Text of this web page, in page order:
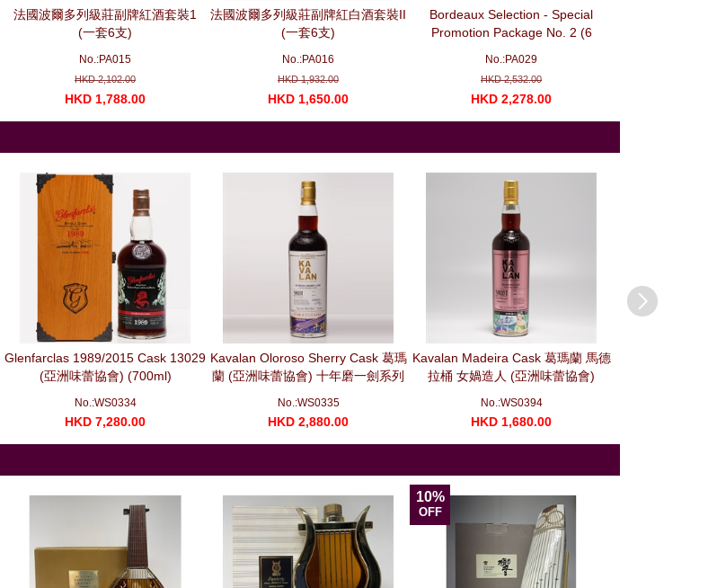
法國波爾多列級莊副牌紅酒套裝1
(一套6支)
No.:PA015
HKD 2,102.00
HKD 1,788.00
法國波爾多列級莊副牌紅白酒套裝II
(一套6支)
No.:PA016
HKD 1,932.00
HKD 1,650.00
Bordeaux Selection - Special
Promotion Package No. 2 (6
No.:PA029
HKD 2,532.00
HKD 2,278.00
Glenfarclas 1989/2015 Cask 13029
(亞洲味蕾協會) (700ml)
No.:WS0334
HKD 7,280.00
Kavalan Oloroso Sherry Cask 葛瑪
蘭 (亞洲味蕾協會) 十年磨一劍系列
No.:WS0335
HKD 2,880.00
Kavalan Madeira Cask 葛瑪蘭 馬德
拉桶 女媧造人 (亞洲味蕾協會)
No.:WS0394
HKD 1,680.00
10%
OFF